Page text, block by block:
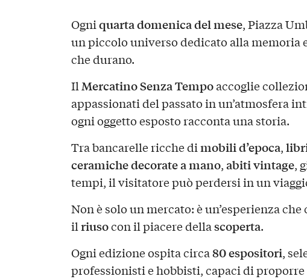
Ogniquarta domenica del mese, Piazza
un piccolo universo dedicato alla memoria
che durano.
IlMercatino Senza Tempoaccoglie
appassionati del passato in un’atmosfera
ogni oggetto esposto racconta una storia.
Tra bancarelle ricche dimobili d’epoca,
ceramiche decorate a mano,abiti vintage,
tempi, il visitatore può perdersi in un
Non è solo un mercato: è un’esperienza
ilriusocon il piacere dellascoperta.
Ogni edizione ospita circa80 espositori,
professionisti e hobbisti, capaci di